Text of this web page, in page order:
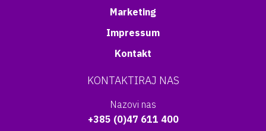
Marketing
Impressum
Kontakt
KONTAKTIRAJ NAS
Nazovi nas
+385 (0)47 611 400